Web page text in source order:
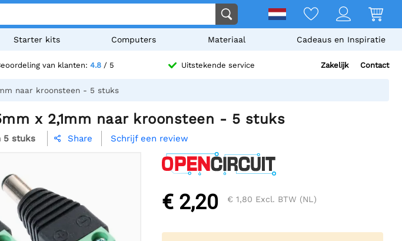
Starter kits Computers Materiaal Cadeaus en Inspiratie
van klanten: 4.8 / 5 Uitstekende service Zakelijk Contact
naar kroonsteen - 5 stuks
x 2,1mm naar kroonsteen - 5 stuks
5 stuks  Share Schrijf een review
€ 2,20 € 1,80 Excl. BTW (NL)